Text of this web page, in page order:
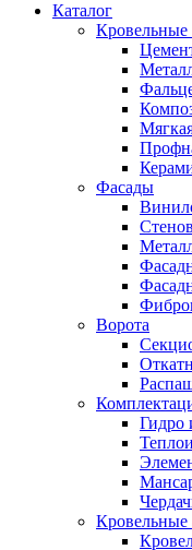
Каталог
Кровельные
Фасады
Ворота
Гидро
Кровельные